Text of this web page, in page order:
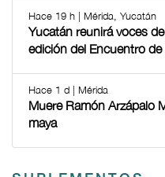
Hace 19 h | Mérida, Yucatán
Yucatán reunirá voces
edición del Encuentro
Hace 1 d | Mérida
Muere Ramón Arzápalo
maya